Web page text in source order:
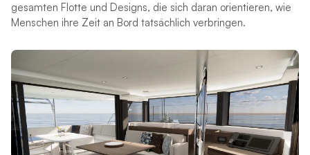
gesamten Flotte und Designs, die sich daran orientieren, wie
Menschen ihre Zeit an Bord tatsächlich verbringen.